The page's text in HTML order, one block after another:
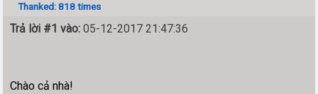
Thanked: 818 times
Trả lời #1 vào: 05-12-2017 21:47:36
Chào cả nhà!